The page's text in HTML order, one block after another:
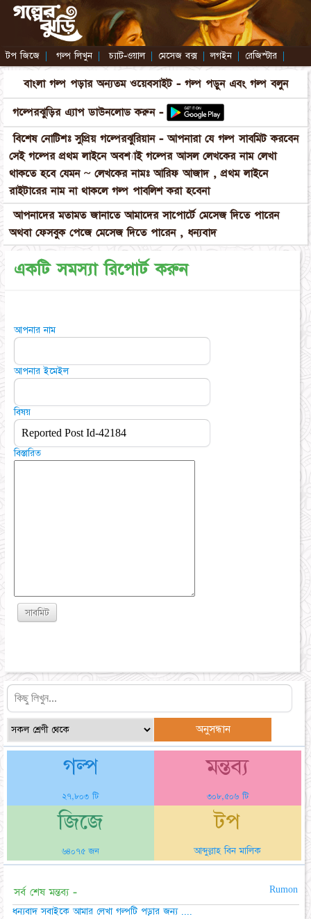
টপ জিজে | গল্প লিখুন | চ্যাট-ওয়াল | মেসেজ বক্স | লগইন | রেজিস্টার |
বাংলা গল্প পড়ার অন্যতম ওয়েবসাইট - গল্প পড়ুন এবং গল্প বলুন
গল্পেরঝুড়ির এ্যাপ ডাউনলোড করুন -
বিশেষ নোটিশঃ সুপ্রিয় গল্পেরঝুরিয়ান - আপনারা যে গল্প সাবমিট করবেন
সেই গল্পের প্রথম লাইনে অবশ্যাই গল্পের আসল লেখকের নাম লেখা
থাকতে হবে যেমন ~ লেখকের নামঃ আরিফ আজাদ , প্রথম লাইনে
রাইটারের নাম না থাকলে গল্প পাবলিশ করা হবেনা
আপনাদের মতামত জানাতে আমাদের সাপোর্টে মেসেজ দিতে পারেন
অথবা ফেসবুক পেজে মেসেজ দিতে পারেন , ধন্যবাদ
একটি সমস্যা রিপোর্ট করুন
আপনার নাম
আপনার ইমেইল
বিষয়
বিস্তারিত
গল্প
২৭,৮০৩ টি
মন্তব্য
৩০৮,৫০৬ টি
জিজে
৬৪০৭৫ জন
টপ
আব্দুল্লাহ বিন মালিক
সর্ব শেষ মন্তব্য - Rumon
ধন্যবাদ সবাইকে আমার লেখা গল্পটি পড়ার জন্য ....